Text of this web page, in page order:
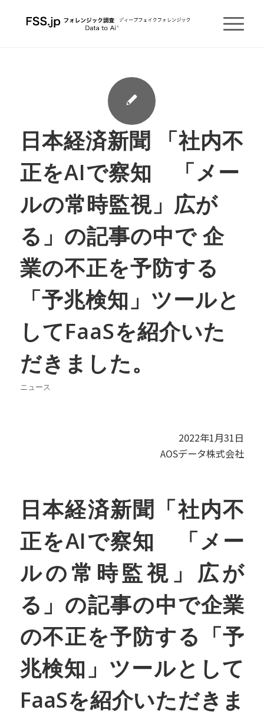
日本経済新聞 「社内不
正をAIで察知 「メー
ルの常時監視」広が
る」の記事の中で 企
業の不正を予防する
「予兆検知」ツールと
してFaaSを紹介いた
だきました。
ニュース
2022年1月31日
AOSデータ株式会社
日本経済新聞「社内不
正をAIで察知 「メー
ルの常時監視」広が
る」の記事の中で企業
の不正を予防する「予
兆検知」ツールとして
FaaSを紹介いただきま